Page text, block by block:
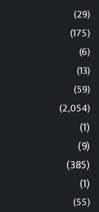
(29)
(175)
(6)
(13)
(59)
(2,054)
(1)
(9)
(385)
(1)
(55)